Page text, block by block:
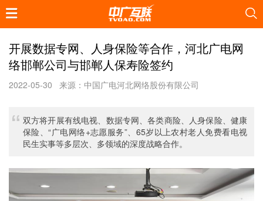
开展数据专网、人身保险等合作，河北广电网
络邯郸公司与邯郸人保寿险签约
2022-05-30 来源：中国广电河北网络股份有限公司
双方将开展有线电视、数据专网、各类商险、人身保险、健康
保险、“广电网络+志愿服务”、65岁以上农村老人免费看电视
民生实事等多层次、多领域的深度战略合作。